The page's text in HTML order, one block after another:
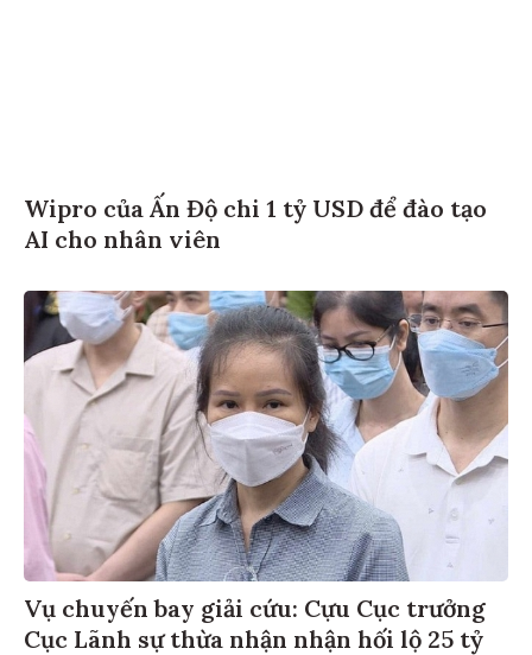
Wipro của Ấn Độ chi 1 tỷ USD để đào tạo
AI cho nhân viên
Vụ chuyến bay giải cứu: Cựu Cục trưởng
Cục Lãnh sự thừa nhận nhận hối lộ 25 tỷ